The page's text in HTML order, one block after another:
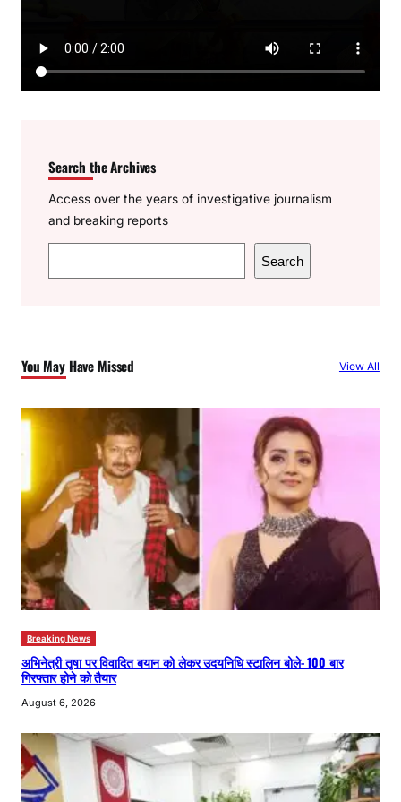
Search the Archives
Access over the years of investigative journalism
and breaking reports
e
h
Search
You May Have Missed View All
Breaking News
अभिनेत्री तृषा पर विवादित बयान को लेकर उदयनिधि स्टालिन बोले- 100 बार
गिरफ्तार होने को तैयार
August 6, 2026